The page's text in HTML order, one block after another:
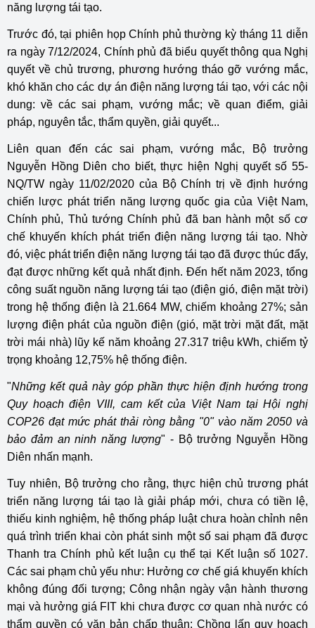
năng lượng tái tạo.
Trước đó, tại phiên họp Chính phủ thường kỳ tháng 11 diễn
ra ngày 7/12/2024, Chính phủ đã biểu quyết thông qua Nghị
quyết về chủ trương, phương hướng tháo gỡ vướng mắc,
khó khăn cho các dự án điện năng lượng tái tạo, với các nội
dung: về các sai phạm, vướng mắc; về quan điểm, giải
pháp, nguyên tắc, thẩm quyền, giải quyết...
Liên quan đến các sai phạm, vướng mắc, Bộ trưởng
Nguyễn Hồng Diên cho biết, thực hiện Nghị quyết số 55-
NQ/TW ngày 11/02/2020 của Bộ Chính trị về định hướng
chiến lược phát triển năng lượng quốc gia của Việt Nam,
Chính phủ, Thủ tướng Chính phủ đã ban hành một số cơ
chế khuyến khích phát triển điện năng lượng tái tạo. Nhờ
đó, việc phát triển điện năng lượng tái tạo đã được thúc đẩy,
đạt được những kết quả nhất định. Đến hết năm 2023, tổng
công suất nguồn năng lượng tái tạo (điện gió, điện mặt trời)
trong hệ thống điện là 21.664 MW, chiếm khoảng 27%; sản
lượng điện phát của nguồn điện (gió, mặt trời mặt đất, mặt
trời mái nhà) lũy kế năm khoảng 27.317 triệu kWh, chiếm tỷ
trọng khoảng 12,75% hệ thống điện.
"Những kết quả này góp phần thực hiện định hướng trong
Quy hoạch điện VIII, cam kết của Việt Nam tại Hội nghị
COP26 đạt mức phát thải ròng bằng "0" vào năm 2050 và
bảo đảm an ninh năng lượng" - Bộ trưởng Nguyễn Hồng
Diên nhấn mạnh.
Tuy nhiên, Bộ trưởng cho rằng, thực hiện chủ trương phát
triển năng lượng tái tạo là giải pháp mới, chưa có tiền lệ,
thiếu kinh nghiệm, hệ thống pháp luật chưa hoàn chỉnh nên
quá trình triển khai còn phát sinh một số sai phạm đã được
Thanh tra Chính phủ kết luận cụ thể tại Kết luận số 1027.
Các sai phạm chủ yếu như: Hưởng cơ chế giá khuyến khích
không đúng đối tượng; Công nhận ngày vận hành thương
mại và hưởng giá FIT khi chưa được cơ quan nhà nước có
thẩm quyền có văn bản chấp thuận; Chồng lấn quy hoạch